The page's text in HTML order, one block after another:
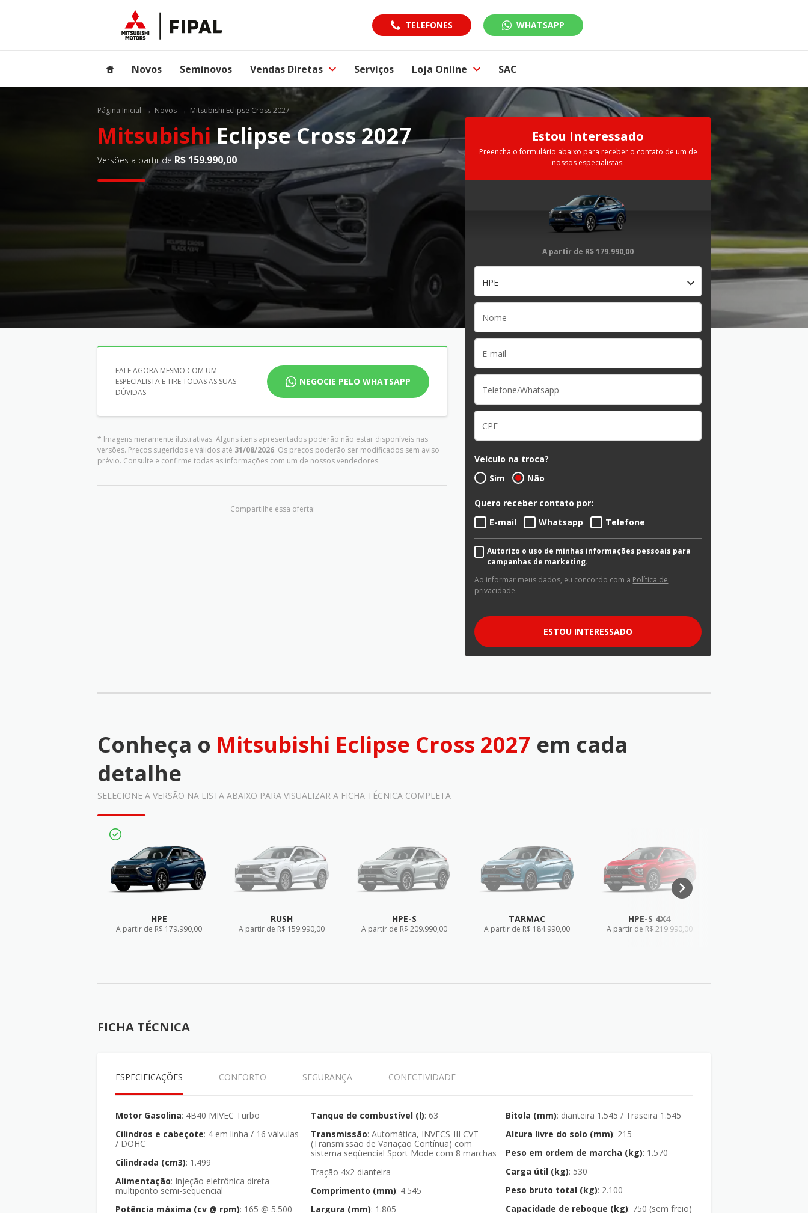
TELEFONES WHATSAPP
Novos Seminovos Vendas Diretas Serviços Loja Online SAC
Página Inicial Novos Mitsubishi Eclipse Cross 2027
MitsubishiEclipse Cross 2027
Versões a partir de R$ 159.990,00
FALE AGORA MESMO COM UM
ESPECIALISTA E TIRE TODAS AS SUAS
DÚVIDAS
NEGOCIE PELO WHATSAPP
* Imagens meramente ilustrativas. Alguns itens apresentados poderão não estar disponíveis nas
versões. Preços sugeridos e válidos até 31/08/2026. Os preços poderão ser modificados sem aviso
prévio. Consulte e confirme todas as informações com um de nossos vendedores.
Compartilhe essa oferta:
Estou Interessado
Preencha o formulário abaixo para receber o contato de um de
nossos especialistas:
A partir de R$ 179.990,00
HPE
Veículo na troca?
Sim
Não
Quero receber contato por:
E-mail
Whatsapp Telefone
Autorizo o uso de minhas informações pessoais para
campanhas de marketing.
Ao informar meus dados, eu concordo com a Política de
privacidade.
ESTOU INTERESSADO
Conheça o Mitsubishi Eclipse Cross 2027 em cada
detalhe
SELECIONE A VERSÃO NA LISTA ABAIXO PARA VISUALIZAR A FICHA TÉCNICA COMPLETA
HPE
A partir de R$ 179.990,00
RUSH
A partir de R$ 159.990,00
HPE-S
A partir de R$ 209.990,00
TARMAC
A partir de R$ 184.990,00
HPE-S 4X4
A partir de R$ 219.990,00
FICHA TÉCNICA
ESPECIFICAÇÕES CONFORTO SEGURANÇA CONECTIVIDADE
Motor Gasolina : 4B40 MIVEC Turbo
Cilindros e cabeçote: 4 em linha / 16 válvulas
/ DOHC
Cilindrada (cm3) : 1.499
Alimentação: Injeção eletrônica direta
multiponto semi-sequencial
Potência máxima (cv @ rpm) : 165 @ 5.500
Tanque de combustível (l) : 63
Transmissão: Automática, INVECS-III CVT
(Transmissão de Variação Contínua) com
sistema seqüencial Sport Mode com 8 marchas
Tração 4x2 dianteira
Comprimento (mm) : 4.545
Largura (mm) : 1.805
Bitola (mm) : dianteira 1.545 / Traseira 1.545
Altura livre do solo (mm) : 215
Peso em ordem de marcha (kg) : 1.570
Carga útil (kg) : 530
Peso bruto total (kg) : 2.100
Capacidade de reboque (kg): 750 (sem freio)